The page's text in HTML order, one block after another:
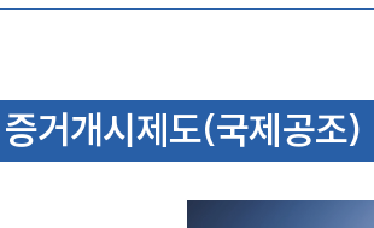
증거개시제도(국제공조)